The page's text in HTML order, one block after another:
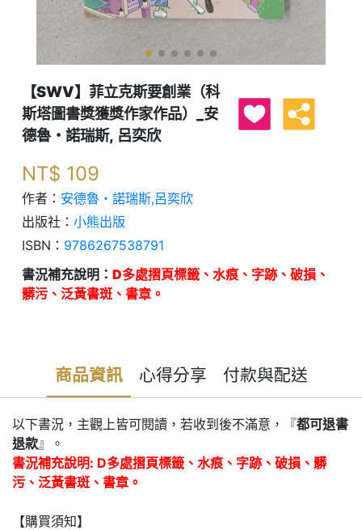
【SWV】菲立克斯要創業（科
斯塔圖書獎獲獎作家作品）_安
德魯・諾瑞斯, 呂奕欣
NT$ 109
作者： 安德魯・諾瑞斯,呂奕欣
出版社： 小熊出版
ISBN： 9786267538791
書況補充說明： D多處摺頁標籤、水痕、字跡、破損、
髒污、泛黃書斑、書章。
商品資訊 心得分享 付款與配送
以下書況，主觀上皆可閱讀，若收到後不滿意，『都可退書
退款』。
書況補充說明: D多處摺頁標籤、水痕、字跡、破損、髒
污、泛黃書斑、書章。
【購買須知】